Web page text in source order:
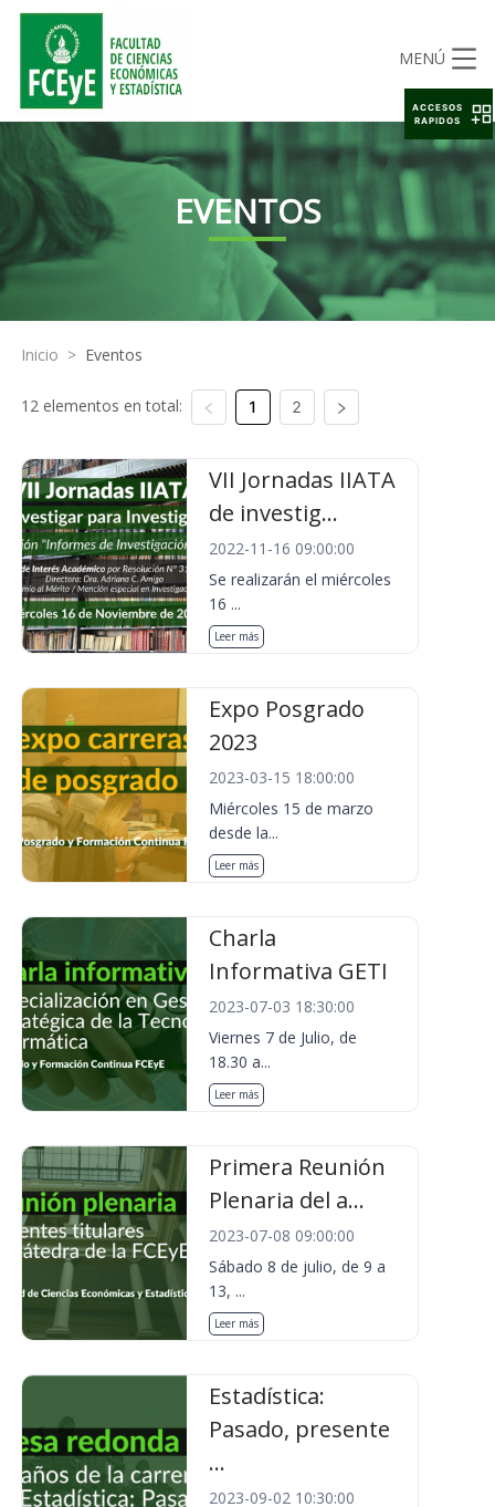
MENÚ
EVENTOS
Inicio > Eventos
12 elementos en total: 1 2
VII Jornadas IIATA
de investig...
2022-11-16 09:00:00
Se realizarán el miércoles
16 ...
Leer más
Expo Posgrado
2023
2023-03-15 18:00:00
Miércoles 15 de marzo
desde la...
Leer más
Charla
Informativa GETI
2023-07-03 18:30:00
Viernes 7 de Julio, de
18.30 a...
Leer más
Primera Reunión
Plenaria del a...
2023-07-08 09:00:00
Sábado 8 de julio, de 9 a
13, ...
Leer más
Estadística:
Pasado, presente
...
2023-09-02 10:30:00
ACCESOS
RAPIDOS